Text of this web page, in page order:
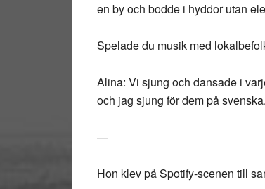
en by och bodde i hyddor utan
Spelade du musik med
Alina: Vi sjung och dansade i
och jag sjung för dem på svenska.
—
Hon klev på Spotify-scenen till